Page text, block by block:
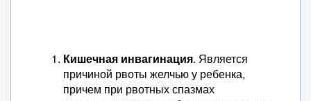
Кишечная инвагинация. Является
причиной рвоты желчью у ребенка,
причем при рвотных спазмах